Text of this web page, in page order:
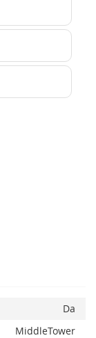
Da
MiddleTower